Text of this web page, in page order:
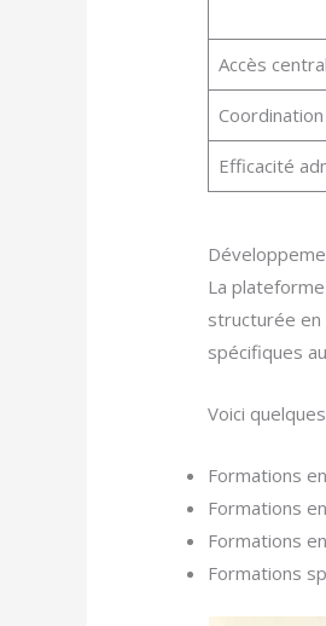
Accès
Efficacité
La
structurée en
spécifiques
Voici
Formations
Formations
Formations
Formations